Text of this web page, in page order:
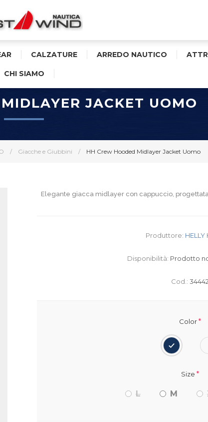
CALZATURE ARREDO NAUTICO
CHI SIAMO
/ Giacche e Giubbini / HH Crew Hooded Midlayer Jacket Uomo
JACKET UOMO
Elegante giacca midlayer con cappuccio,
Produttore: HELLY
Disponibilità: Prodotto
Cod.: 34442
Color*
Size *
L M